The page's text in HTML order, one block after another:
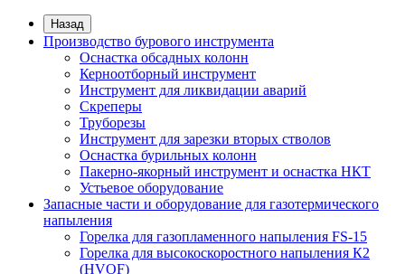
Назад
Производство бурового инструмента
Оснастка обсадных колонн
Керноотборный инструмент
Инструмент для ликвидации аварий
Скреперы
Труборезы
Инструмент для зарезки вторых стволов
Оснастка бурильных колонн
Пакерно-якорный инструмент и оснастка НКТ
Устьевое оборудование
Запасные части и оборудование для газотермического
напыления
Горелка для газопламенного напыления FS-15
Горелка для высокоскоростного напыления К2
(HVOF)